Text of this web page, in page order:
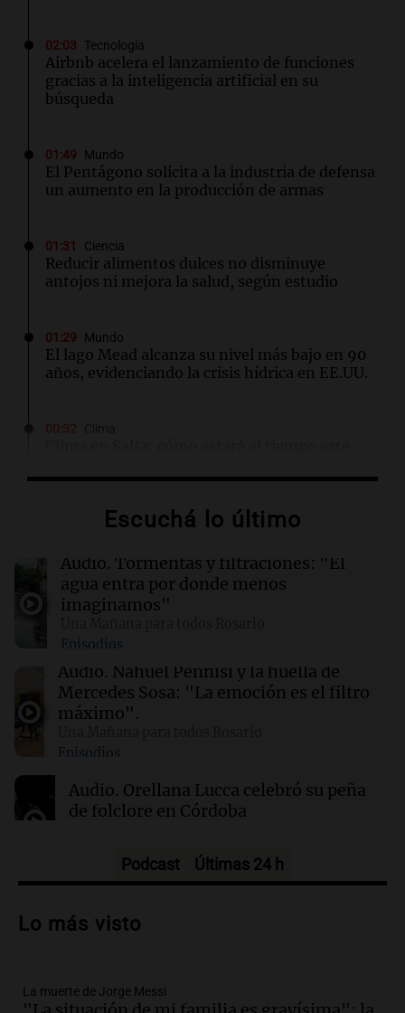
02:03 Tecnología
Airbnb acelera el lanzamiento de funciones
gracias a la inteligencia artificial en su
búsqueda
01:49 Mundo
El Pentágono solicita a la industria de defensa
un aumento en la producción de armas
01:31 Ciencia
Reducir alimentos dulces no disminuye
antojos ni mejora la salud, según estudio
01:29 Mundo
El lago Mead alcanza su nivel más bajo en 90
años, evidenciando la crisis hídrica en EE.UU.
Clima
este domingo 9 de agosto
00:21 Clima
este domingo 9 de agosto
00:16 Clima
Clima en Santa Fe: cómo estará el tiempo este
Escuchá lo último
Audio. Tormentas y filtraciones: "El
agua entra por donde menos
imaginamos"
Episodios
Audio. Nahuel Pennisi y la huella de
Mercedes Sosa: "La emoción es el filtro
máximo".
Episodios
Audio. Orellana Lucca celebró su peña
de folclore en Córdoba
Audio.Trágico accidente en Mendoza:
vehículos desde un puente
Audio.Tragedia en Mendoza: un muerto
Podcast Últimas 24 h
Lo más visto
La muerte de Jorge Messi